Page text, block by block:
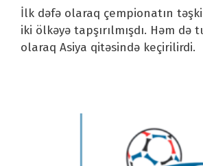
İlk dəfə olaraq çempionatın
iki ölkəyə tapşırılmışdı. Həm də
olaraq Asiya qitəsində keçirilirdi.